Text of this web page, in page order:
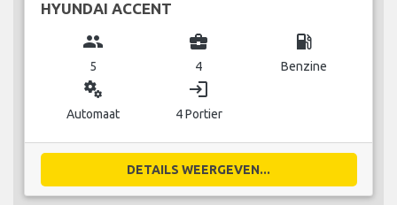
HYUNDAI ACCENT
group
5
business_center
4
local_gas_station
Benzine
miscellaneous_services
Automaat
login
4 Portier
DETAILS WEERGEVEN...